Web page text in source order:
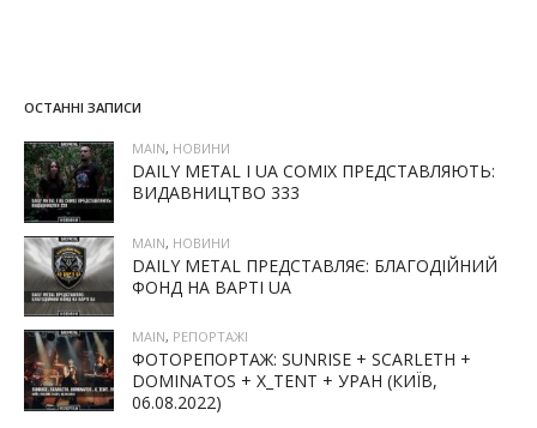
ОСТАННІ ЗАПИСИ
MAIN, НОВИНИ
DAILY METAL І UA COMIX ПРЕДСТАВЛЯЮТЬ:
ВИДАВНИЦТВО 333
MAIN, НОВИНИ
DAILY METAL ПРЕДСТАВЛЯЄ: БЛАГОДІЙНИЙ
ФОНД НА ВАРТІ UA
MAIN, РЕПОРТАЖІ
ФОТОРЕПОРТАЖ: SUNRISE + SCARLETH +
DOMINATOS + X_TENT + УРАН (КИЇВ,
06.08.2022)